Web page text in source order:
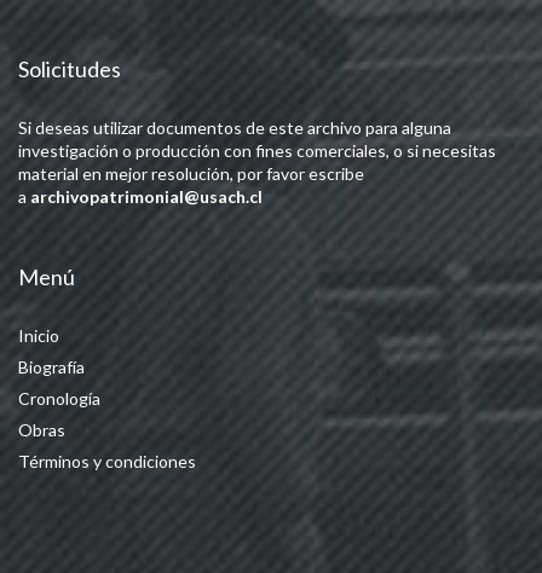
Solicitudes
Si deseas utilizar documentos de este archivo para alguna
investigación o producción con fines comerciales, o si necesitas
material en mejor resolución, por favor escribe
a archivopatrimonial@usach.cl
Menú
Inicio
Biografía
Cronología
Obras
Términos y condiciones